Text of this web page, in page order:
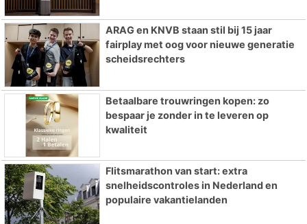
ARAG en KNVB staan stil bij 15 jaar
fairplay met oog voor nieuwe generatie
scheidsrechters
Betaalbare trouwringen kopen: zo
bespaar je zonder in te leveren op
kwaliteit
Flitsmarathon van start: extra
snelheidscontroles in Nederland en
populaire vakantielanden